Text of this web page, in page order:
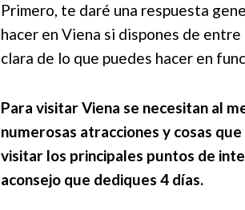
Primero, te daré una respuesta
hacer en Viena si dispones de
clara de lo que puedes hacer en
Para visitar Viena se necesitan al
numerosas atracciones y cosas
visitar los principales puntos de
aconsejo que dediques 4 días.